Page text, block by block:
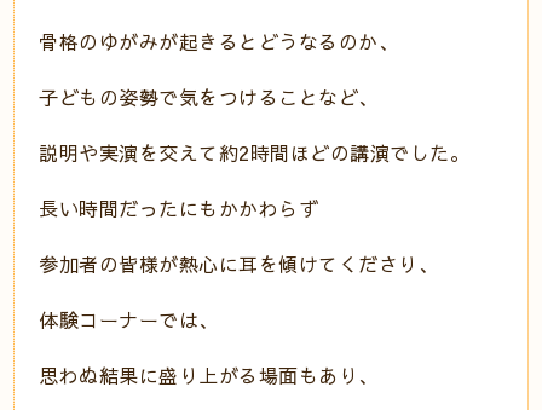
骨格のゆがみが起きるとどうなるのか、
子どもの姿勢で気をつけることなど、
説明や実演を交えて約2時間ほどの講演でした。
長い時間だったにもかかわらず
参加者の皆様が熱心に耳を傾けてくださり、
体験コーナーでは、
思わぬ結果に盛り上がる場面もあり、